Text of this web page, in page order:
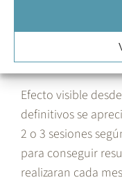
Resultados
aunque
Resultados:
Efecto visible
definitivos se
2 o 3 sesiones
para conseguir
realizaran cada